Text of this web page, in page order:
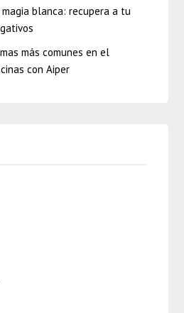
blanca: recupera a tu
más comunes en el
con Aiper